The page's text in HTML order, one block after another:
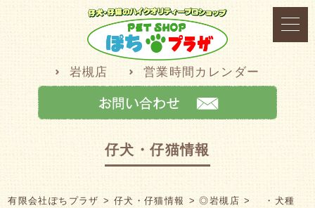
岩槻店 営業時間カレンダー
仔犬・仔猫情報
有限会社ぽちプラザ 仔犬・仔猫情報 ◎岩槻店
・犬種